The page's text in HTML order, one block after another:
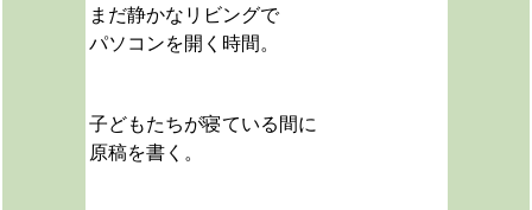
まだ静かなリビングで
パソコンを開く時間。
子どもたちが寝ている間に
原稿を書く。